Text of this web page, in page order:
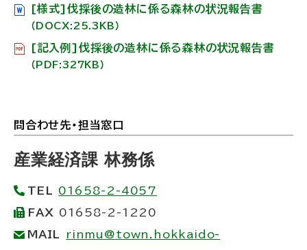
[様式]伐採後の造林に係る森林の状況報告書
（DOCX:25.3KB）
[記入例]伐採後の造林に係る森林の状況報告書
（PDF:327KB）
ト
ッ
に
戻
る
問合わせ先・担当窓口
産業経済課 林務係
TEL
01658-2-4057
FAX 01658-2-1220
MAIL
rinmu@town.hokkaido-